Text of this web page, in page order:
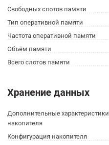
Свободных слотов памяти
Тип оперативной памяти
Частота оперативной памяти
Объём памяти
Всего слотов памяти
Хранение данных
Дополнительные характеристики
накопителя
Конфигурация накопителя